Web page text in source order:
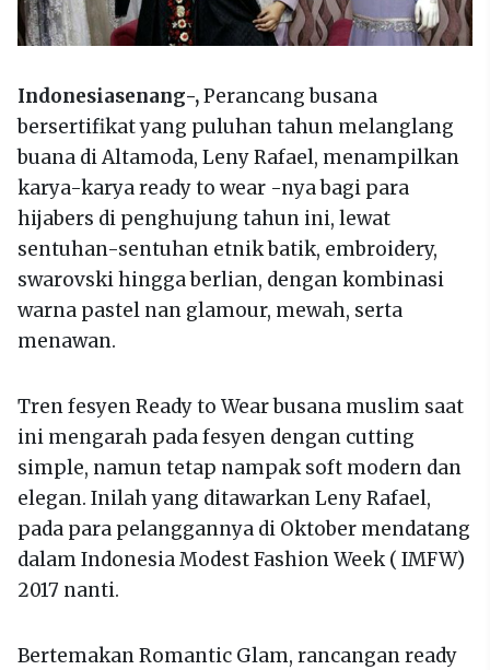
Indonesiasenang-,Perancang busana
bersertifikat yang puluhan tahun melanglang
buana di Altamoda, Leny Rafael, menampilkan
karya-karya ready to wear -nya bagi para
hijabers di penghujung tahun ini, lewat
sentuhan-sentuhan etnik batik, embroidery,
swarovski hingga berlian, dengan kombinasi
warna pastel nan glamour, mewah, serta
menawan.
Tren fesyen Ready to Wear busana muslim saat
ini mengarah pada fesyen dengan cutting
simple, namun tetap nampak soft modern dan
elegan. Inilah yang ditawarkan Leny Rafael,
pada para pelanggannya di Oktober mendatang
dalam Indonesia Modest Fashion Week ( IMFW)
2017 nanti.
Bertemakan Romantic Glam, rancangan ready